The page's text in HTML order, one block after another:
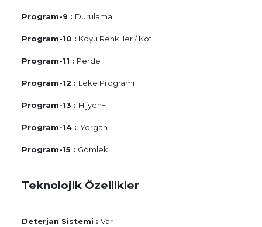
Program-9 : Durulama
Program-10 : Koyu Renkliler / Kot
Program-11 : Perde
Program-12 : Leke Programı
Program-13 : Hijyen+
Program-14 : Yorgan
Program-15 : Gömlek
Teknolojik Özellikler
Deterjan Sistemi : Var